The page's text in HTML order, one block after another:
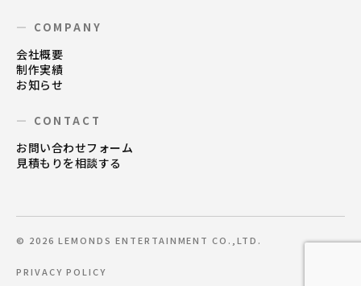
— COMPANY
会社概要
制作実績
お知らせ
— CONTACT
お問い合わせフォーム
見積もりを相談する
© 2026 LEMONDS ENTERTAINMENT CO.,LTD.
PRIVACY POLICY